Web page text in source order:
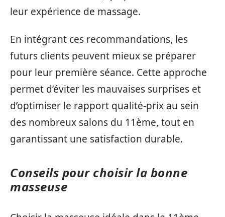
leur expérience de massage.
En intégrant ces recommandations, les
futurs clients peuvent mieux se préparer
pour leur première séance. Cette approche
permet d’éviter les mauvaises surprises et
d’optimiser le rapport qualité-prix au sein
des nombreux salons du 11ème, tout en
garantissant une satisfaction durable.
Conseils pour choisir la bonne
masseuse